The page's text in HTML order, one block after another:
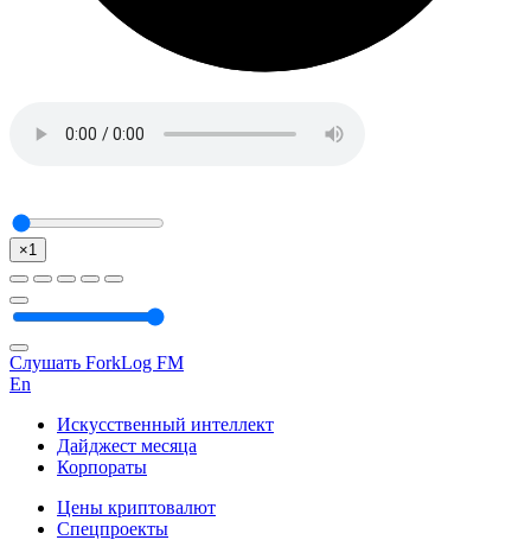
×1
Слушать ForkLog FM
En
Искусственный интеллект
Дайджест месяца
Корпораты
Цены криптовалют
Спецпроекты